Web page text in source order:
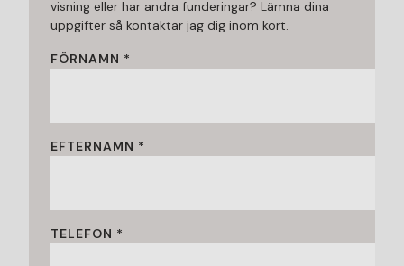
visning eller har andra funderingar? Lämna dina
uppgifter så kontaktar jag dig inom kort.
FÖRNAMN *
EFTERNAMN *
TELEFON *